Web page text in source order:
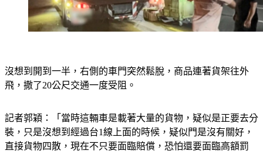
沒想到開到一半，右側的車門突然鬆脫，商品連著貨架往外
記者郭穎：「當時這輛車是載著大量的貨物，疑似是正要去分
裝，只是沒想到經過台1線上面的時候，疑似門是沒有關好，